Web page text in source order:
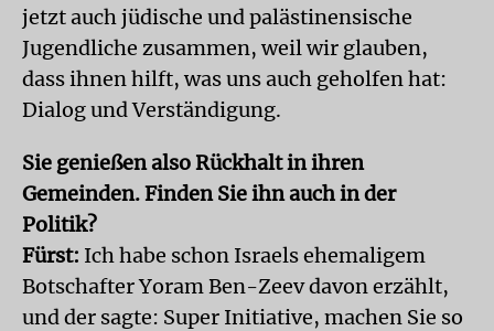
jetzt auch jüdische und palästinensische
Jugendliche zusammen, weil wir glauben,
dass ihnen hilft, was uns auch geholfen hat:
Dialog und Verständigung.
Sie genießen also Rückhalt in ihren
Gemeinden. Finden Sie ihn auch in der
Politik?
Fürst: Ich habe schon Israels ehemaligem
Botschafter Yoram Ben-Zeev davon erzählt,
und der sagte: Super Initiative, machen Sie so